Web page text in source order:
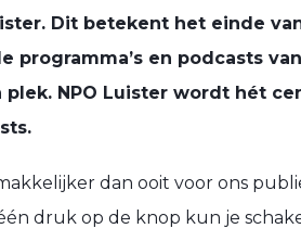
Dit betekent het einde
programma’s en podcasts
NPO Luister wordt hét
dan ooit voor ons
druk op de knop kun je